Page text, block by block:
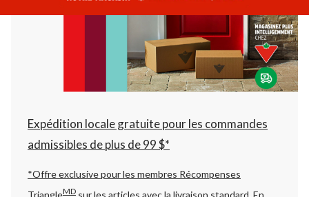
Fermeture
à
22:00
cliquer
pour
changer
Expédition locale gratuite pour les commandes
admissibles de plus de 99 $*
*Offre exclusive pour les membres Récompenses
TriangleMD sur les articles avec la livraison standard.En